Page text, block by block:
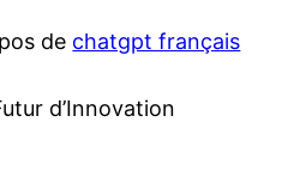
de chatgpt français
d’Innovation